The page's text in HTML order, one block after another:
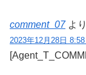
comment_07 よ
2023年12月28日